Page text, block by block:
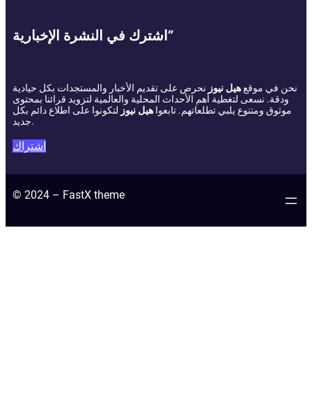
اشترك في النشرة الإخبارية”
نحن في موقعهيل نيوز نحرص على تقديم الأخبار والمستجدات بكل حيادية
ودقة. نسعى لتغطية أهم الأحداث المحلية والعالمية لتزويد قرائنا بمحتوى
موثوق ومتنوع يلبي تطلعاتهم. تابعوا هيل نيوز لتكونوا على اطلاع دائم بكل
جديد.
اشتراك
© 2024 – FastX theme